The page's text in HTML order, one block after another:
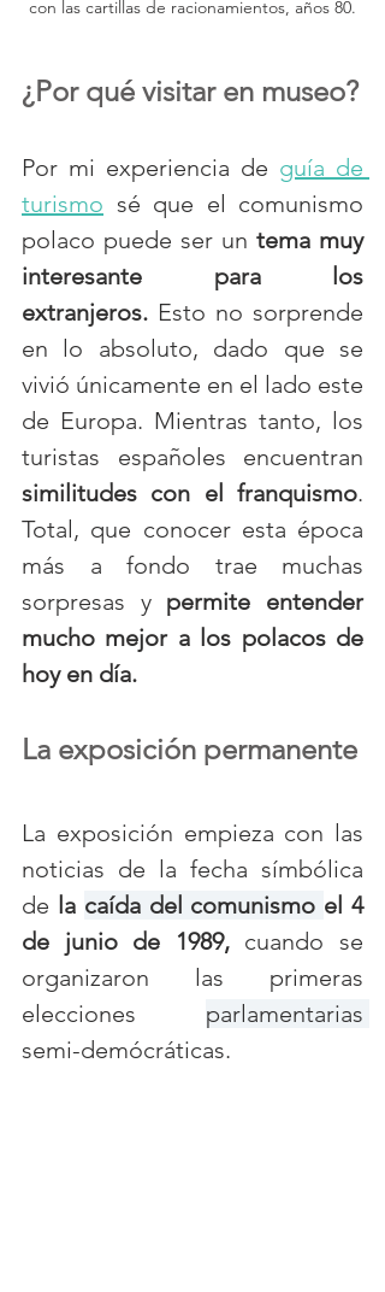
con las cartillas de racionamientos, años 80.
¿Por qué visitar en museo?
Por mi experiencia de guía de
turismo sé que el comunismo
polaco puede ser un tema muy
interesante para los
extranjeros. Esto no sorprende
en lo absoluto, dado que se
vivió únicamente en el lado este
de Europa. Mientras tanto, los
turistas españoles encuentran
similitudes con el franquismo.
Total, que conocer esta época
más a fondo trae muchas
sorpresas y permite entender
mucho mejor a los polacos de
hoy en día.
La exposición permanente
La exposición empieza con las
noticias de la fecha símbólica
de la caída del comunismo el 4
de junio de 1989, cuando se
organizaron las primeras
elecciones
semi-demócráticas.